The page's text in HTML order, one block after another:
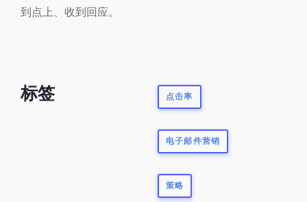
到点上、收到回应。
标签 点击率
电子邮件营销
策略